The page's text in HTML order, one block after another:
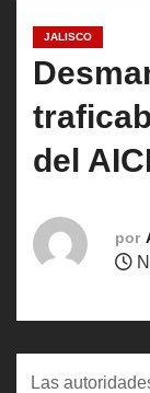
JALISCO
del
por
Las